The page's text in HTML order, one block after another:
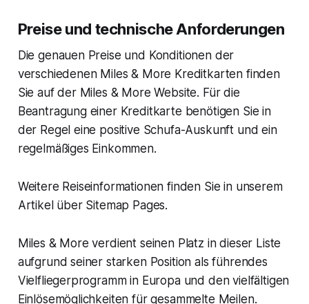
Preise und technische Anforderungen
Die genauen Preise und Konditionen der
verschiedenen Miles & More Kreditkarten finden
Sie auf der Miles & More Website. Für die
Beantragung einer Kreditkarte benötigen Sie in
der Regel eine positive Schufa-Auskunft und ein
regelmäßiges Einkommen.
Weitere Reiseinformationen finden Sie in unserem
Artikel über Sitemap Pages.
Miles & More verdient seinen Platz in dieser Liste
aufgrund seiner starken Position als führendes
Vielfliegerprogramm in Europa und den vielfältigen
Einlösemöglichkeiten für gesammelte Meilen.